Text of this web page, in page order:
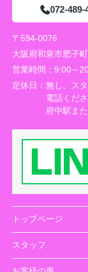
072-489-
〒594-0076
大阪府和泉市肥子
営業時間： 9:00～
定休日： 無し。ス
電話くだ
府中駅ま
トップページ
スタッフ